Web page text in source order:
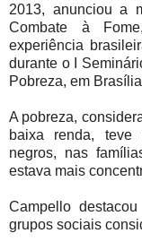
2013, anunciou a
Combate à
experiência
durante o I
Pobreza, em
A pobreza,
baixa renda, teve
negros, nas
estava mais
Campello
grupos sociais